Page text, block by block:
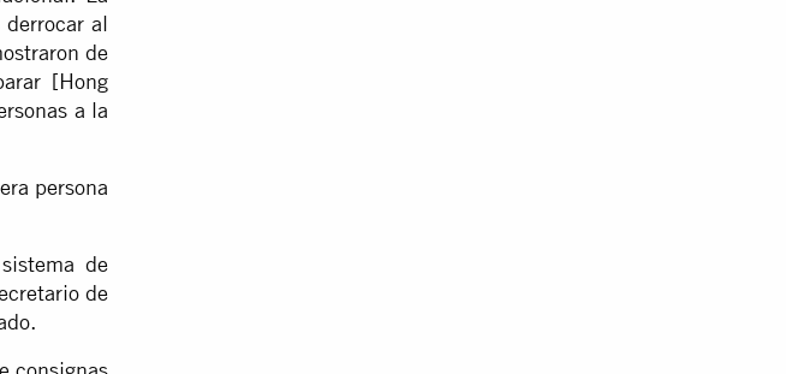
al
de
[Hong
a la
persona
de
de